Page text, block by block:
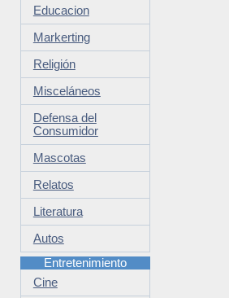
Educacion
Markerting
Religión
Misceláneos
Defensa del
Consumidor
Mascotas
Relatos
Literatura
Autos
Entretenimiento
Cine